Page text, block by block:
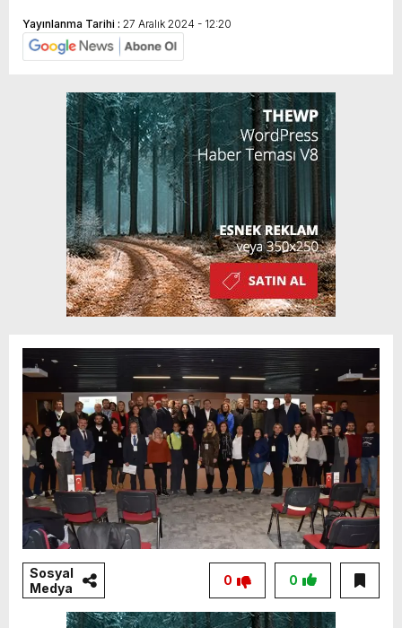
Yayınlanma Tarihi : 27 Aralık 2024 - 12:20
Sosyal
Medya
0
0